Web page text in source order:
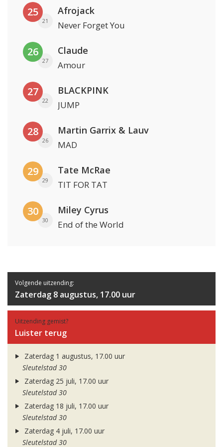
25
21
Afrojack
Never Forget You
26
27
Claude
Amour
27
22
BLACKPINK
JUMP
28
26
Martin Garrix & Lauv
MAD
29
29
Tate McRae
TIT FOR TAT
30
30
Miley Cyrus
End of the World
Volgende uitzending:
Zaterdag 8 augustus, 17.00 uur
Uitzending gemist?
Luister terug
Zaterdag 1 augustus, 17.00 uur
Sleutelstad 30
Zaterdag 25 juli, 17.00 uur
Sleutelstad 30
Zaterdag 18 juli, 17.00 uur
Sleutelstad 30
Zaterdag 4 juli, 17.00 uur
Sleutelstad 30